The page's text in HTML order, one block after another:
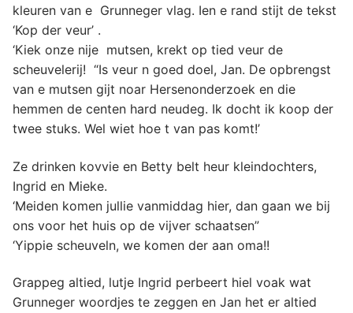
kleuren van e Grunneger vlag. Ien e rand stijt de tekst
‘Kop der veur’ .
‘Kiek onze nije mutsen, krekt op tied veur de
scheuvelerij! “Is veur n goed doel, Jan. De opbrengst
van e mutsen gijt noar Hersenonderzoek en die
hemmen de centen hard neudeg. Ik docht ik koop der
twee stuks. Wel wiet hoe t van pas komt!’
Ze drinken kovvie en Betty belt heur kleindochters,
Ingrid en Mieke.
‘Meiden komen jullie vanmiddag hier, dan gaan we bij
ons voor het huis op de vijver schaatsen”
‘Yippie scheuveln, we komen der aan oma!!
Grappeg altied, lutje Ingrid perbeert hiel voak wat
Grunneger woordjes te zeggen en Jan het er altied